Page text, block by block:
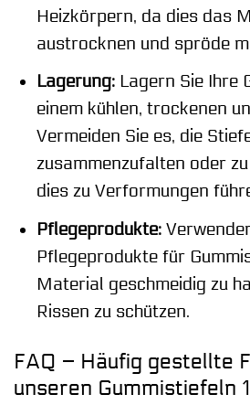
Heizkörpern, da dies das
austrocknen und spröde
Lagerung:Lagern Sie Ihre
einem kühlen, trockenen
Vermeiden Sie es, die
zusammenzufalten oder
dies zu Verformungen
Pflegeprodukte:
Pflegeprodukte für
Material geschmeidig zu
Rissen zu schützen.
FAQ – Häufig gestellte
unseren Gummistiefeln